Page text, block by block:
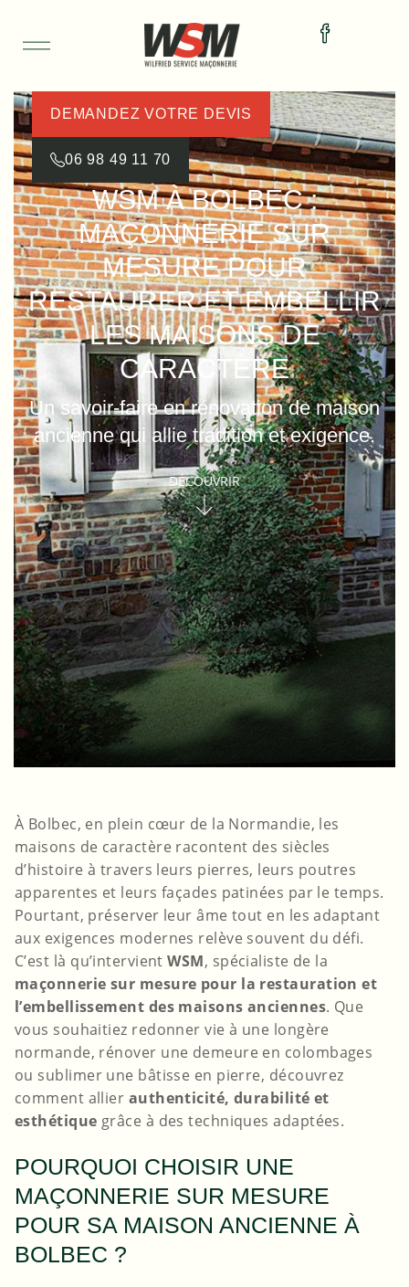
DEMANDEZ VOTRE DEVIS
06 98 49 11 70
WSM À BOLBEC :
MAÇONNERIE SUR
MESURE POUR
RESTAURER ET EMBELLIR
LES MAISONS DE
CARACTÈRE
Un savoir-faire en rénovation de maison
ancienne qui allie tradition et exigence.
DÉCOUVRIR
À Bolbec, en plein cœur de la Normandie, les
maisons de caractère racontent des siècles
d’histoire à travers leurs pierres, leurs poutres
apparentes et leurs façades patinées par le temps.
Pourtant, préserver leur âme tout en les adaptant
aux exigences modernes relève souvent du défi.
C’est là qu’intervientWSM, spécialiste de la
maçonnerie sur mesure pour la restauration et
l’embellissement des maisons anciennes. Que
vous souhaitiez redonner vie à une longère
normande, rénover une demeure en colombages
ou sublimer une bâtisse en pierre, découvrez
comment allier authenticité, durabilité et
esthétique grâce à des techniques adaptées.
POURQUOI CHOISIR UNE
MAÇONNERIE SUR MESURE
POUR SA MAISON ANCIENNE À
BOLBEC ?